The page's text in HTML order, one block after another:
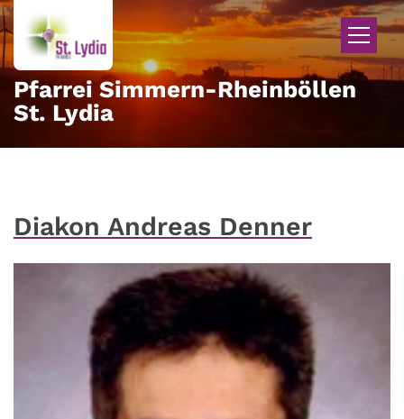
Zum Inhalt springen
Pfarrei Simmern-Rheinböllen
St. Lydia
Diakon Andreas Denner